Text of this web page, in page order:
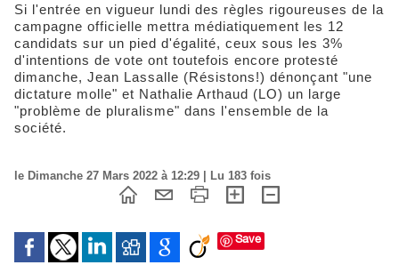
Si l'entrée en vigueur lundi des règles rigoureuses de la
campagne officielle mettra médiatiquement les 12
candidats sur un pied d'égalité, ceux sous les 3%
d'intentions de vote ont toutefois encore protesté
dimanche, Jean Lassalle (Résistons!) dénonçant "une
dictature molle" et Nathalie Arthaud (LO) un large
"problème de pluralisme" dans l'ensemble de la
société.
le Dimanche 27 Mars 2022 à 12:29 | Lu 183 fois
Save